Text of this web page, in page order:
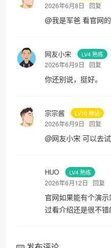
2026年6月8日 回复
@我是军爸 看官网
网友小宋 LV4 熟练
2026年6月9日 回复
你还别说，挺好。
宗宗酱 LV10 神话
2026年6月9日 回复
@网友小宋 可以去
HUO LV4 熟练
2026年6月12日 回复
官网如果能有个演
过看介绍还是很不错